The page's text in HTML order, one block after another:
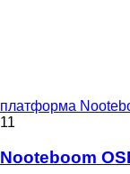
платформа
11
Nooteboom